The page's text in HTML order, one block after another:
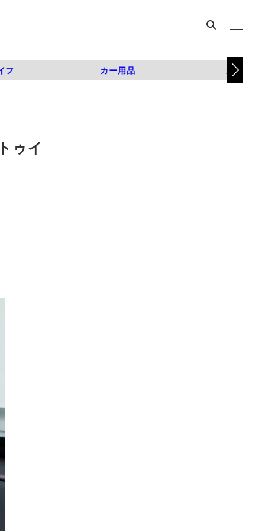
フ カー用品 カスタム
ゥイ